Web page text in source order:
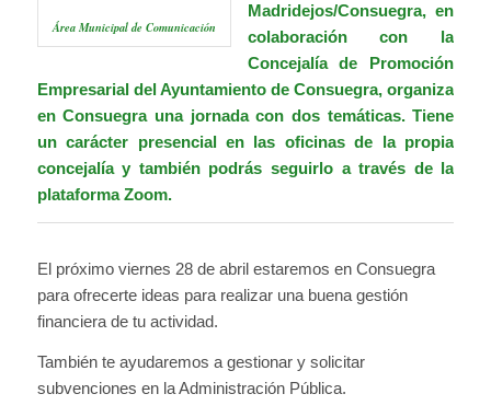
Área Municipal de Comunicación
Madridejos/Consuegra, en
colaboración con la
Concejalía de Promoción
Empresarial del Ayuntamiento de Consuegra,organiza
en Consuegra una jornada con dos temáticas. Tiene
un carácter presencial en las oficinas de la propia
concejalía y también podrás seguirlo a través de la
plataforma Zoom.
El próximo viernes 28 de abril estaremos en Consuegra
para ofrecerte ideas para realizar una buena gestión
financiera de tu actividad.
También te ayudaremos a gestionar y solicitar
subvenciones en la Administración Pública.